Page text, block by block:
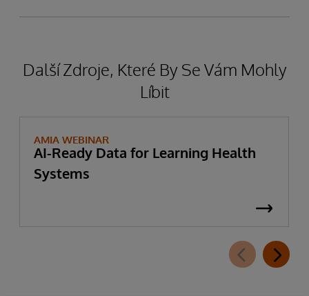
Další Zdroje, Které By Se Vám Mohly
Líbit
AMIA WEBINAR
AI-Ready Data for Learning Health
Systems